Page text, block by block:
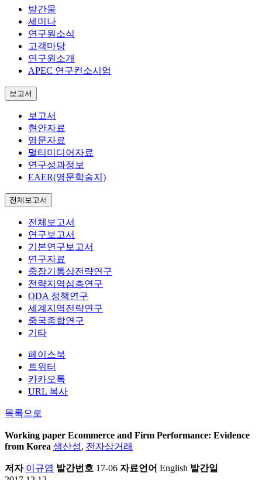
발간물
세미나
연구원소식
고객마당
연구원소개
APEC 연구컨소시엄
보고서
보고서
현안자료
영문자료
멀티미디어자료
연구성과정보
EAER(영문학술지)
전체보고서
전체보고서
연구보고서
기본연구보고서
연구자료
중장기통상전략연구
전략지역심층연구
ODA 정책연구
세계지역전략연구
중국종합연구
기타
페이스북
트위터
카카오톡
URL 복사
목록으로
Working paper Ecommerce and Firm Performance: Evidence
from Korea 생산성, 전자상거래
저자 이규엽 발간번호 17-06 자료언어 English 발간일